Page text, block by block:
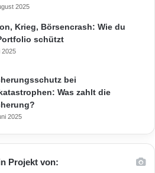
2025
Krieg, Börsencrash: Wie du
schützt
2025
bei
Was zahlt die
2025
Projekt von: